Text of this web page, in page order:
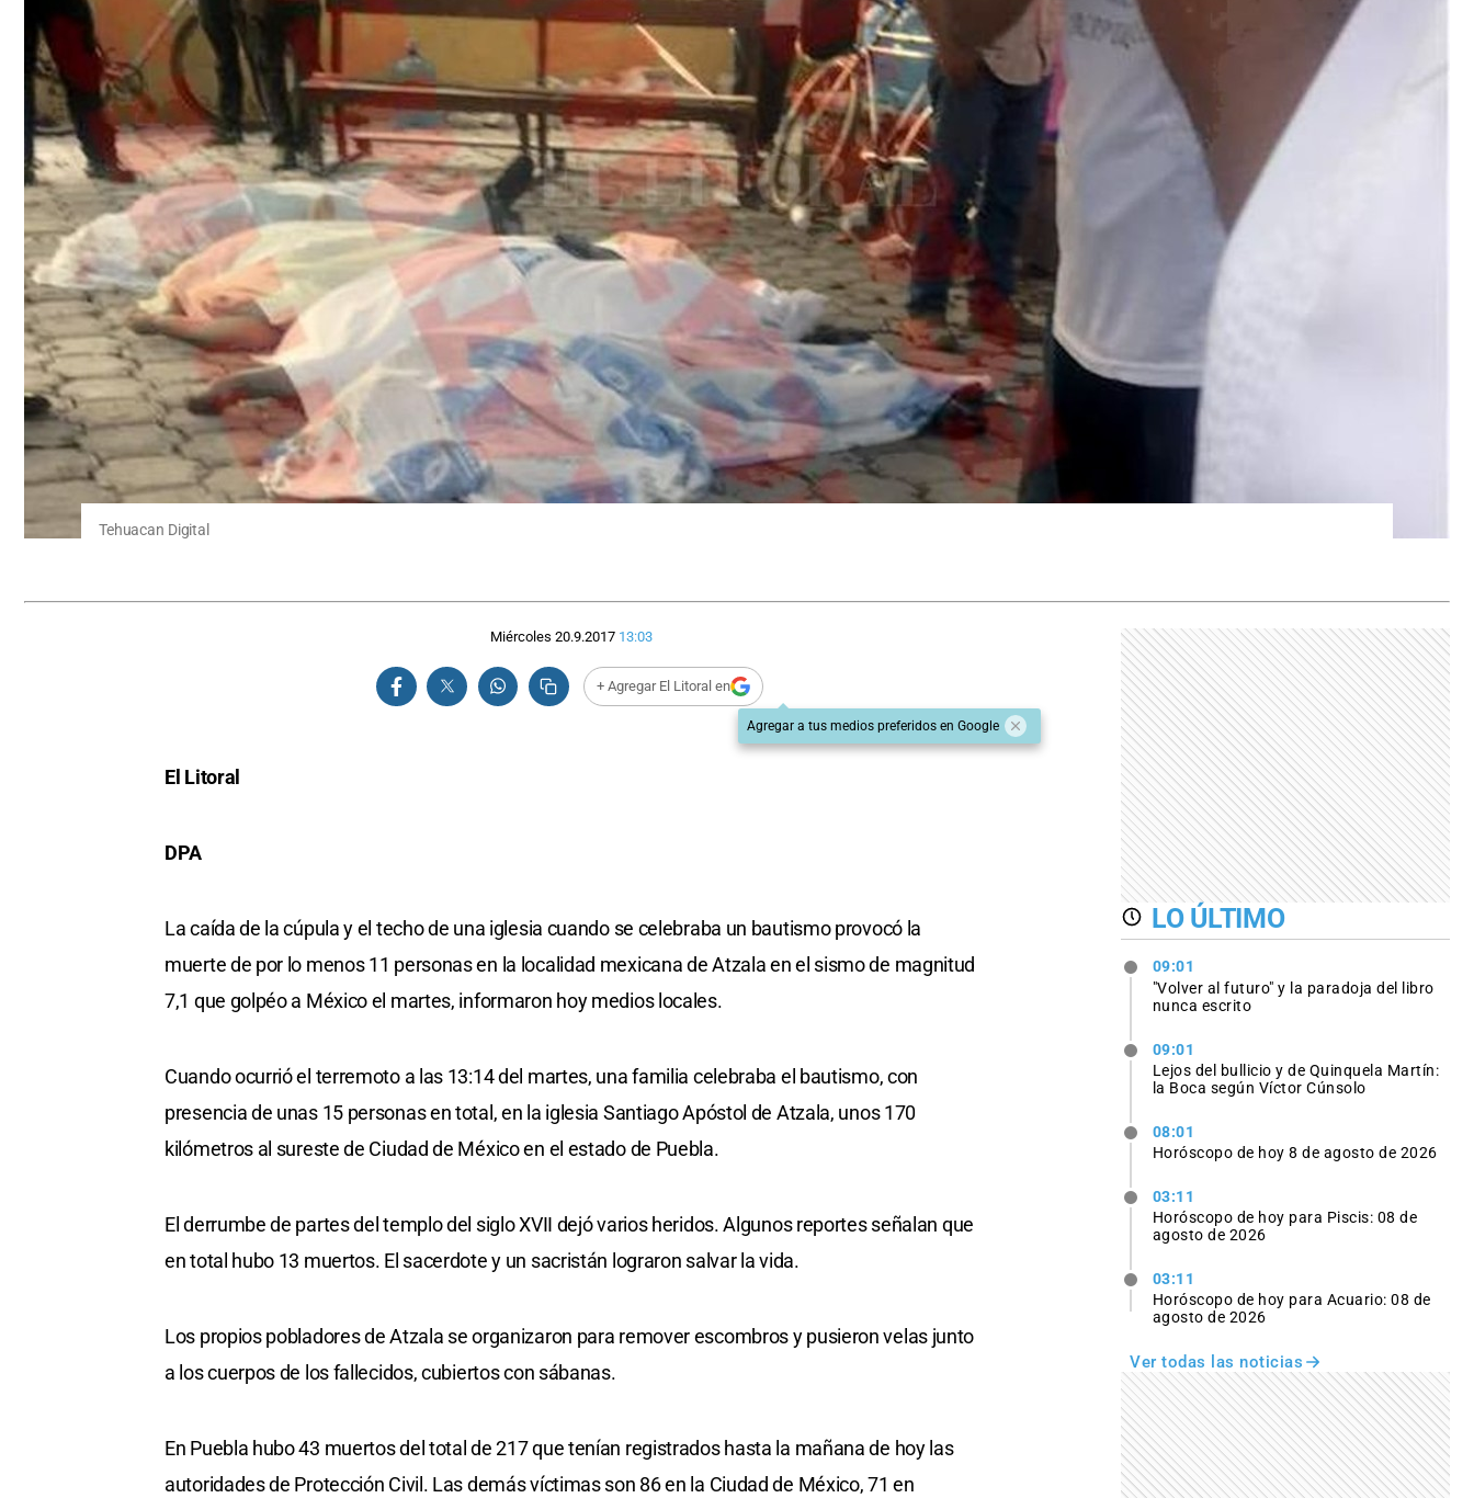
Tehuacan Digital
Miércoles 20.9.2017 13:03
+ Agregar El Litoral en
Agregar a tus medios preferidos en Google
El Litoral
DPA
La caída de la cúpula y el techo de una iglesia cuando se celebraba un bautismo provocó la
muerte de por lo menos 11 personas en la localidad mexicana de Atzala en el sismo de magnitud
7,1 que golpéo a México el martes, informaron hoy medios locales.
Cuando ocurrió el terremoto a las 13:14 del martes, una familia celebraba el bautismo, con
presencia de unas 15 personas en total, en la iglesia Santiago Apóstol de Atzala, unos 170
kilómetros al sureste de Ciudad de México en el estado de Puebla.
El derrumbe de partes del templo del siglo XVII dejó varios heridos. Algunos reportes señalan que
en total hubo 13 muertos. El sacerdote y un sacristán lograron salvar la vida.
Los propios pobladores de Atzala se organizaron para remover escombros y pusieron velas junto
a los cuerpos de los fallecidos, cubiertos con sábanas.
En Puebla hubo 43 muertos del total de 217 que tenían registrados hasta la mañana de hoy las
autoridades de Protección Civil. Las demás víctimas son 86 en la Ciudad de México, 71 en
LO ÚLTIMO
09:01
"Volver al futuro" y la paradoja del libro
nunca escrito
09:01
Lejos del bullicio y de Quinquela Martín:
la Boca según Víctor Cúnsolo
08:01
Horóscopo de hoy 8 de agosto de 2026
03:11
Horóscopo de hoy para Piscis: 08 de
agosto de 2026
03:11
Horóscopo de hoy para Acuario: 08 de
agosto de 2026
Ver todas las noticias